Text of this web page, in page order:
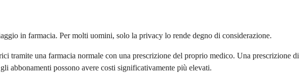
in farmacia. Per molti uomini, solo la privacy lo rende degno di considerazione.
tramite una farmacia normale con una prescrizione del proprio medico. Una prescrizione di
abbonamenti possono avere costi significativamente più elevati.